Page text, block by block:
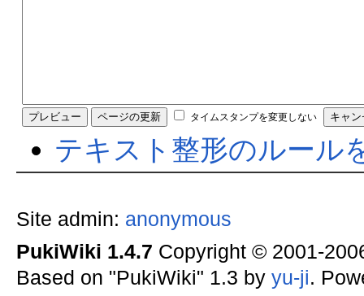
タイムスタンプを変更しない
テキスト整形のルール
Site admin: anonymous
PukiWiki 1.4.7 Copyright © 2001-
Based on "PukiWiki" 1.3 by yu-ji.